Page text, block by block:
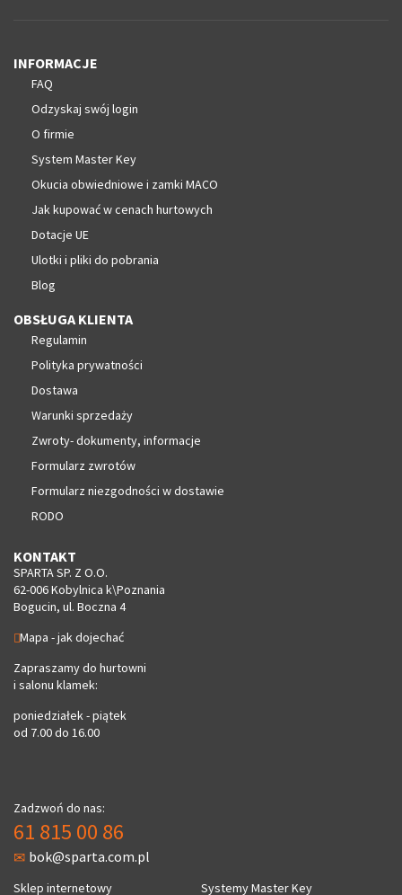
INFORMACJE
FAQ
Odzyskaj swój login
O firmie
System Master Key
Okucia obwiedniowe i zamki MACO
Jak kupować w cenach hurtowych
Dotacje UE
Ulotki i pliki do pobrania
Blog
OBSŁUGA KLIENTA
Regulamin
Polityka prywatności
Dostawa
Warunki sprzedaży
Zwroty- dokumenty, informacje
Formularz zwrotów
Formularz niezgodności w dostawie
RODO
KONTAKT
SPARTA SP. Z O.O.
62-006 Kobylnica k\Poznania
Bogucin, ul. Boczna 4
Mapa - jak dojechać
Zapraszamy do hurtowni
i salonu klamek:
poniedziałek - piątek
od 7.00 do 16.00
Zadzwoń do nas:
61 815 00 86
bok@sparta.com.pl
Sklep internetowy Systemy Master Key